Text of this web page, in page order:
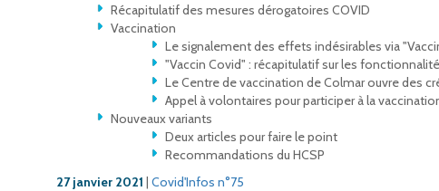
Récapitulatif des mesures dérogatoires COVID
Vaccination
Le signalement des effets indésirables via
"Vaccin Covid" : récapitulatif sur les
Le Centre de vaccination de Colmar ouvre des
Appel à volontaires pour participer à la
Nouveaux variants
Deux articles pour faire le point
Recommandations du HCSP
27 janvier 2021 | Covid'Infos n°75